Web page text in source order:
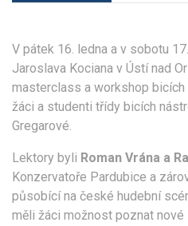
V pátek 16. ledna a v sobotu
Jaroslava Kociana v Ústí nad
masterclass a workshop
žáci a studenti třídy bicích
Gregarové.
Lektory byli Roman Vrána a
Konzervatoře Pardubice a
působící na české hudební
měli žáci možnost poznat